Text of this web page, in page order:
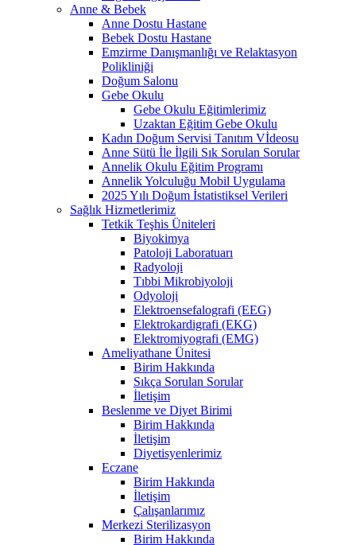
Anne & Bebek
Anne Dostu Hastane
Bebek Dostu Hastane
Emzirme Danışmanlığı ve Relaktasyon
Polikliniği
Doğum Salonu
Gebe Okulu
Gebe Okulu Eğitimlerimiz
Uzaktan Eğitim Gebe Okulu
Kadın Doğum Servisi Tanıtım Vİdeosu
Anne Sütü İle İlgili Sık Sorulan Sorular
Annelik Okulu Eğitim Programı
Annelik Yolculuğu Mobil Uygulama
2025 Yılı Doğum İstatistiksel Verileri
Sağlık Hizmetlerimiz
Tetkik Teşhis Üniteleri
Biyokimya
Patoloji Laboratuarı
Radyoloji
Tıbbi Mikrobiyoloji
Odyoloji
Elektroensefalografi (EEG)
Elektrokardigrafi (EKG)
Elektromiyografi (EMG)
Ameliyathane Ünitesi
Birim Hakkında
Sıkça Sorulan Sorular
İletişim
Beslenme ve Diyet Birimi
Birim Hakkında
İletişim
Diyetisyenlerimiz
Eczane
Birim Hakkında
İletişim
Çalışanlarımız
Merkezi Sterilizasyon
Birim Hakkında